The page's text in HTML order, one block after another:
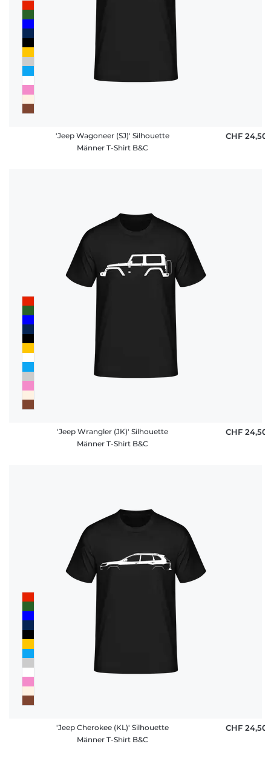
'Jeep Wagoneer (SJ)' Silhouette
Männer T-Shirt B&C
CHF 24,50
'Jeep Wrangler (JK)' Silhouette
Männer T-Shirt B&C
CHF 24,50
'Jeep Cherokee (KL)' Silhouette
Männer T-Shirt B&C
CHF 24,50